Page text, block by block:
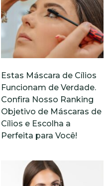
Estas Máscara de Cílios
Funcionam de Verdade.
Confira Nosso Ranking
Objetivo de Máscaras de
Cílios e Escolha a
Perfeita para Você!